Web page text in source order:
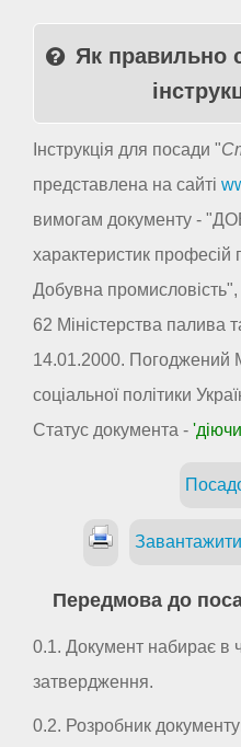
Як правильно
Інструкція для посади "
представлена на сайті
вимогам документу -
характеристик професій
Добувна
62 Міністерства палива
14.01.2000. Погоджений
соціальної політики
Статус документа -
Передмова до
0.1. Документ набирає в
затвердження.
0.2. Розробник